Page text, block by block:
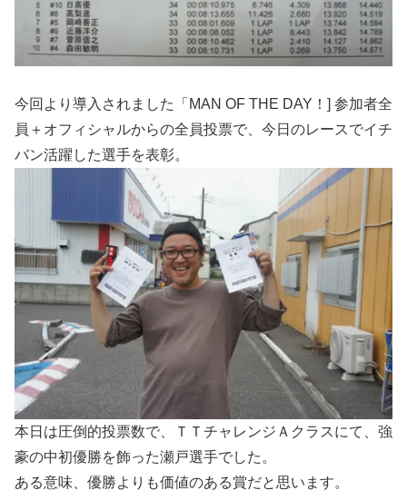
今回より導入されました「MAN OF THE DAY！] 参加者全
員＋オフィシャルからの全員投票で、今日のレースでイチ
バン活躍した選手を表彰。
本日は圧倒的投票数で、ＴＴチャレンジＡクラスにて、強
豪の中初優勝を飾った瀬戸選手でした。
ある意味、優勝よりも価値のある賞だと思います。